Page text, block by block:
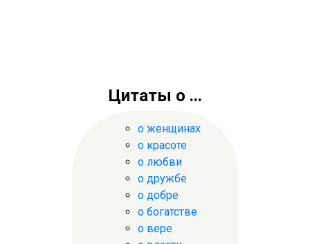
Цитаты о ...
о женщинах
о красоте
о любви
о дружбе
о добре
о богатстве
о вере